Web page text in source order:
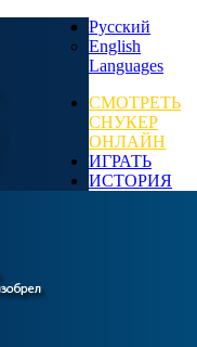
Русский
English
Languages
СМОТРЕТЬ
СНУКЕР
ОНЛАЙН
ИГРАТЬ
ИСТОРИЯ